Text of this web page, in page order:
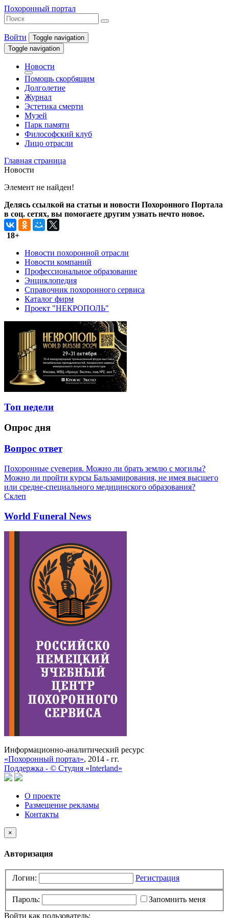
Похоронный портал
Войти
Toggle navigation
Toggle navigation
Новости
Помощь скорбящим
Долголетие
Журнал
Эстетика смерти
Музей
Парк памяти
Философский клуб
Лицо отрасли
Главная страница
Новости
Элемент не найден!
Делясь ссылкой на статьи и новости Похоронного Портала
в соц. сетях, вы помогаете другим узнать нечто новое.
18+
Новости похоронной отрасли
Новости компаний
Профессиональное образование
Энциклопедия
Справочник похоронного сервиса
Каталог фирм
Проект "НЕКРОПОЛЬ"
Топ недели
Опрос дня
Вопрос ответ
Похоронные суеверия. Можно ли брать землю с могилы?
Можно ли пройти курсы Бальзамирования, не имея высшего
или средне-специального медицинского образования?
Склеп
World Funeral News
Информационно-аналитический ресурс
«Похоронный портал», 2014 - гг.
Поддержка - © Cтудия «Interland»
О проекте
Размещение рекламы
Контакты
×
Авторизация
Логин: Регистрация
Пароль:
Запомнить меня
Войти как пользователь: